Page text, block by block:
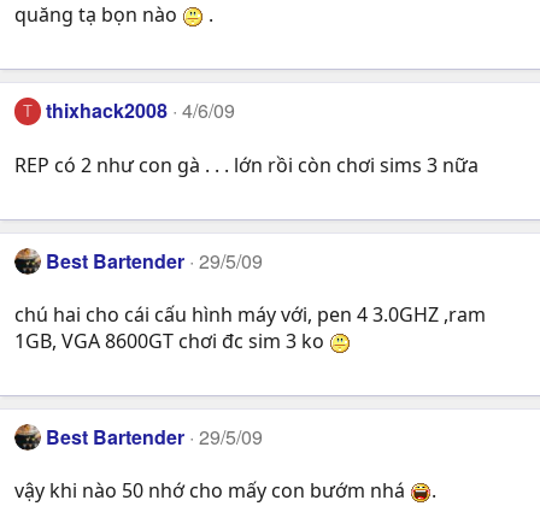
quăng tạ bọn nào .
T thixhack2008 4/6/09
REP có 2 như con gà . . . lớn rồi còn chơi sims 3 nữa
Best Bartender 29/5/09
chú hai cho cái cấu hình máy với, pen 4 3.0GHZ ,ram
1GB, VGA 8600GT chơi đc sim 3 ko
Best Bartender 29/5/09
vậy khi nào 50 nhớ cho mấy con bướm nhá .